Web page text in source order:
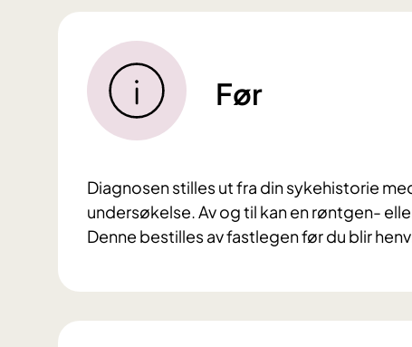
Før
Diagnosen stilles ut fra din sykehistorie
undersøkelse. Av og til kan en røntgen-
Denne bestilles av fastlegen før du blir